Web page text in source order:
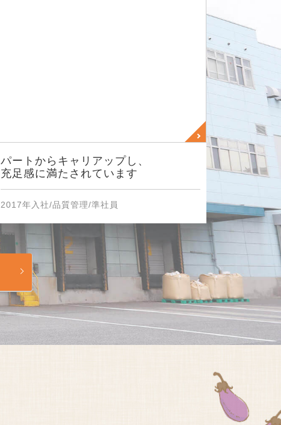
パートからキャリアップし、
充足感に満たされています
2017年入社/品質管理/準社員